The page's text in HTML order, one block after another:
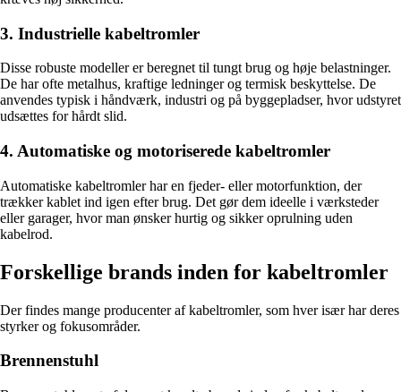
3. Industrielle kabeltromler
Disse robuste modeller er beregnet til tungt brug og høje belastninger.
De har ofte metalhus, kraftige ledninger og termisk beskyttelse. De
anvendes typisk i håndværk, industri og på byggepladser, hvor udstyret
udsættes for hårdt slid.
4. Automatiske og motoriserede kabeltromler
Automatiske kabeltromler har en fjeder- eller motorfunktion, der
trækker kablet ind igen efter brug. Det gør dem ideelle i værksteder
eller garager, hvor man ønsker hurtig og sikker oprulning uden
kabelrod.
Forskellige brands inden for kabeltromler
Der findes mange producenter af kabeltromler, som hver især har deres
styrker og fokusområder.
Brennenstuhl